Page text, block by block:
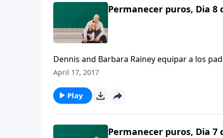
Permanecer puros, Dia 8
Dennis and Barbara Rainey equipar a los
ayudándonos a moldear nuestras propias
April 17, 2017
Play
Permanecer puros, Dia 7